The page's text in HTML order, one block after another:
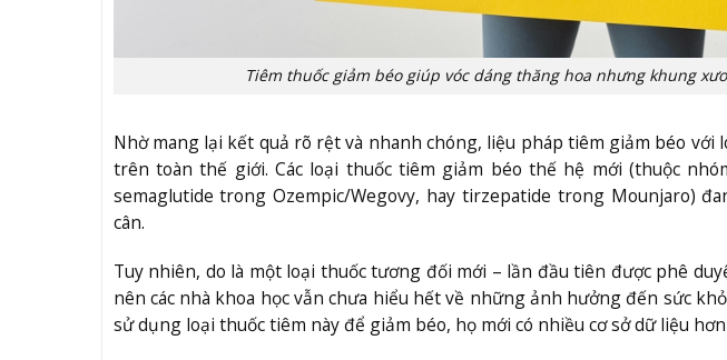
Tiêm thuốc giảm béo giúp vóc dáng thăng hoa nhưng khung
Nhờ mang lại kết quả rõ rệt và nhanh chóng, liệu pháp tiêm giảm béo với
trên toàn thế giới. Các loại thuốc tiêm giảm béo thế hệ mới (thuộc
semaglutide trong Ozempic/Wegovy, hay tirzepatide trong Mounjaro)
cân.
Tuy nhiên, do là một loại thuốc tương đối mới – lần đầu tiên được phê
nên các nhà khoa học vẫn chưa hiểu hết về những ảnh hưởng đến sức
sử dụng loại thuốc tiêm này để giảm béo, họ mới có nhiều cơ sở dữ liệu